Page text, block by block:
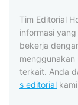
Tim Editorial
informasi
bekerja
terkait. Anda
s editorial